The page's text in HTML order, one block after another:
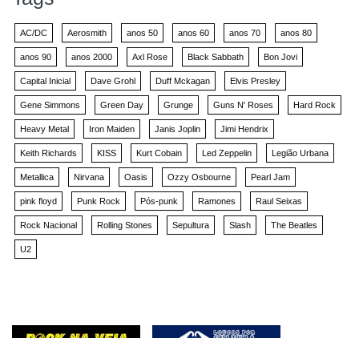
AC/DC Aerosmith anos 50 anos 60 anos 70 anos 80
anos 90 anos 2000 Axl Rose Black Sabbath Bon Jovi
Capital Inicial Dave Grohl Duff Mckagan Elvis Presley
Gene Simmons Green Day Grunge Guns N' Roses Hard Rock
Heavy Metal Iron Maiden Janis Joplin Jimi Hendrix
Keith Richards KISS Kurt Cobain Led Zeppelin Legião Urbana
Metallica Nirvana Oasis Ozzy Osbourne Pearl Jam
pink floyd Punk Rock Pós-punk Ramones Raul Seixas
Rock Nacional Rolling Stones Sepultura Slash The Beatles
U2